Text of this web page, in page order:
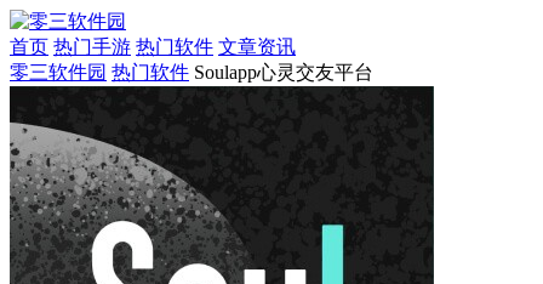
首页 热门手游 热门软件 文章资讯
零三软件园 热门软件 Soulapp心灵交友平台